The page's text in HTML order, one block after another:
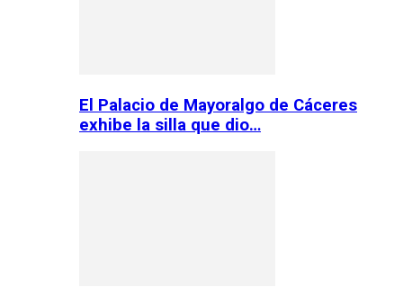
El Palacio de Mayoralgo de Cáceres
exhibe la silla que dio…